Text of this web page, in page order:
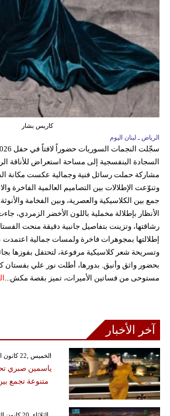
كاريس بشار
الرياض ـ لبنان اليوم
السجادة البنفسجية إلى مساحة استعراض للأناقة
مشاركة حملت رسائل فنية وجمالية عكست مكانة
وتنوّعت الإطلالات بين التصاميم العالمية الفاخرة
جمع بين الكلاسيكية والعصرية، وبين الفخامة
الأنظار بإطلالة مخملية باللون الأخضر الزمردي،
رشاقتها، وتزينت بتفاصيل جانبية دقيقة منحت
إطلالتها بمجوهرات فاخرة ولمسات جمالية
وتسريحة شعر كلاسيكية مرفوعة، لتحتفل بفوزها
بحضور واثق وأنيق. بدورها، أطلت نور علي بفستان
مستوحى من فساتين الأميرات، تميز بقصة مكش...
آخر الأخبار
GMT 18:37 2026 الخميس ,22 كانون الثاني / يناير
ياسمين صبري
متنوعة تجمع